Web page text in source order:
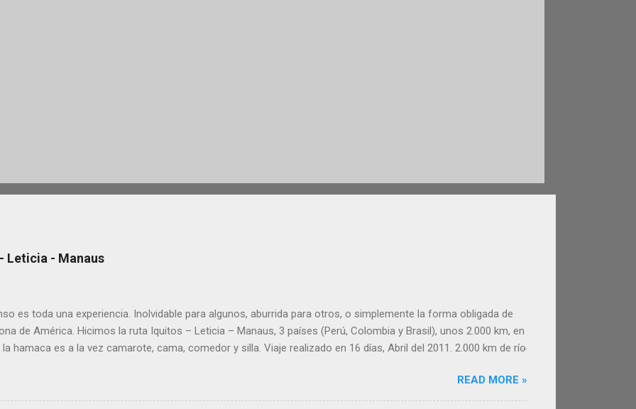
Leticia - Manaus
es toda una experiencia. Inolvidable para algunos, aburrida para otros, o simplemente la forma obligada de
de América. Hicimos la ruta Iquitos – Leticia – Manaus, 3 países (Perú, Colombia y Brasil), unos 2.000 km, en
hamaca es a la vez camarote, cama, comedor y silla. Viaje realizado en 16 días, Abril del 2011. 2.000 km de río
para organizar tu recorrido Te dejamos la información que te puede ser útil a la hora de organizar tu viaje por el
la inmensidad del Amazonas, que parece que navegas por el mar y las tres ciudades donde paramos,
READ MORE »